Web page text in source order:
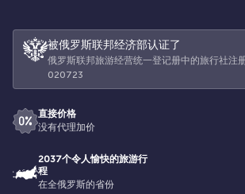
被俄罗斯联邦经济部认证了
俄罗斯联邦旅游经营统一登记册中的旅行社注
020723
直接价格
没有代理加价
2037个令人愉快的旅游行
程
在全俄罗斯的省份